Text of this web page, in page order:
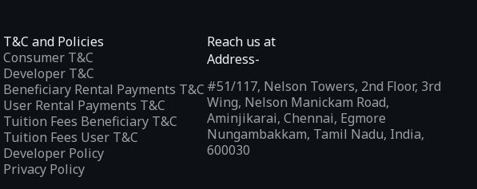
T&C and Policies
Consumer T&C
Developer T&C
Beneficiary Rental Payments T&C
User Rental Payments T&C
Tuition Fees Beneficiary T&C
Tuition Fees User T&C
Developer Policy
Privacy Policy
Reach us at
Address-
#51/117, Nelson Towers, 2nd Floor, 3rd
Wing, Nelson Manickam Road,
Aminjikarai, Chennai, Egmore
Nungambakkam, Tamil Nadu, India,
600030